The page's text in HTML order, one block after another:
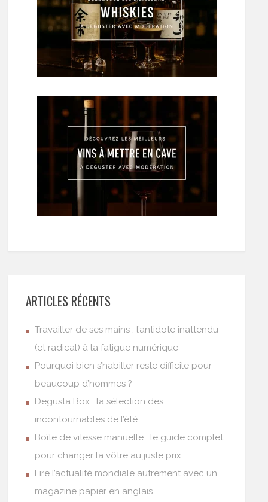
ARTICLES RÉCENTS
Travailler de ses mains : l’antidote inattendu
(et radical) à la fatigue numérique
Pourquoi bien s’habiller reste difficile pour
beaucoup d’hommes ?
Degusta Box : la sélection des
incontournables de l’été
Boîte de vitesse manuelle : le guide complet
pour changer la vôtre au juste prix
Lire l’actualité mondiale autrement avec un
magazine papier en anglais